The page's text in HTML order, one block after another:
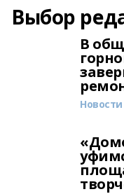
Выбор
В
Новости